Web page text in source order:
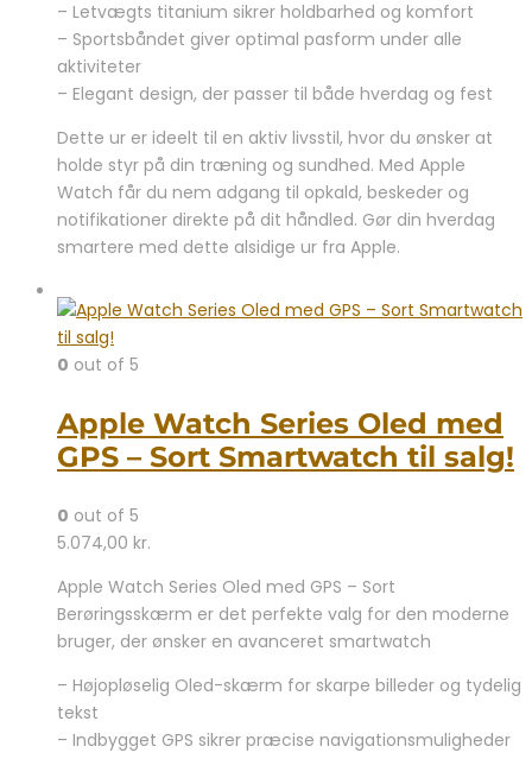
– Letvægts titanium sikrer holdbarhed og komfort
– Sportsbåndet giver optimal pasform under alle
aktiviteter
– Elegant design, der passer til både hverdag og fest
Dette ur er ideelt til en aktiv livsstil, hvor du ønsker at
holde styr på din træning og sundhed. Med Apple
Watch får du nem adgang til opkald, beskeder og
notifikationer direkte på dit håndled. Gør din hverdag
smartere med dette alsidige ur fra Apple.
0 out of 5
Apple Watch Series Oled med
GPS – Sort Smartwatch til salg!
0 out of 5
5.074,00 kr.
Apple Watch Series Oled med GPS – Sort
Berøringsskærm er det perfekte valg for den moderne
bruger, der ønsker en avanceret smartwatch
– Højopløselig Oled-skærm for skarpe billeder og tydelig
tekst
– Indbygget GPS sikrer præcise navigationsmuligheder